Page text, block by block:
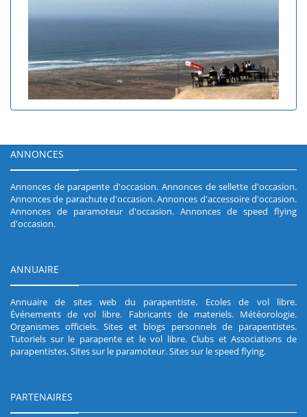
ANNONCES
Annonces de parapente d'occasion. Annonces de sellette d'occasion.
Annonces de parachute d'occasion.Annonces d'accessoire d'occasion.
Annonces de paramoteur d'occasion. Annonces de speed flying
d'occasion.
ANNUAIRE
Annuaire de sites web du parapentiste. Ecoles de vol libre.
Événements de vol libre. Fabricants de materiels. Météorologie.
Organismes officiels.Sites et blogs personnels de parapentistes.
Tutoriels sur le parapente et le vol libre.Clubs et Associations de
parapentistes.Sites sur le paramoteur.Sites sur le speed flying.
PARTENAIRES